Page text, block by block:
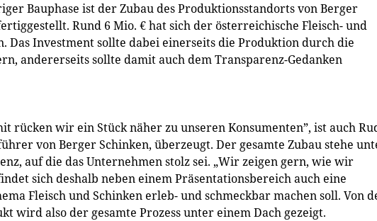
Bauphase ist der Zubau des Produktionsstandorts von Berger
Rund 6 Mio. € hat sich der österreichische Fleisch- und
Das Investment sollte dabei einerseits die Produktion durch die
andererseits sollte damit auch dem Transparenz-Gedanken
rücken wir ein Stück näher zu unseren Konsumenten”, ist auch
von Berger Schinken, überzeugt. Der gesamte Zubau stehe
auf die das Unternehmen stolz sei. „Wir zeigen gern, wie wir
sich deshalb neben einem Präsentationsbereich auch eine
Fleisch und Schinken erleb- und schmeckbar machen soll. Von
wird also der gesamte Prozess unter einem Dach gezeigt.